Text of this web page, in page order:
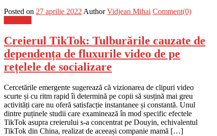
Posted on 27 aprilie 2022 Author Vidjean Mihai Comment(0)
Creierul TikTok: Tulburările cauzate de
dependența de fluxurile video de pe
rețelele de socializare
Cercetările emergente sugerează că vizionarea de clipuri video
scurte și cu ritm rapid îi determină pe copii să susțină mai greu
activități care nu oferă satisfacție instantanee și constantă. Unul
dintre puținele studii care examinează în mod specific efectele
TikTok asupra creierului s-a concentrat pe Douyin, echivalentul
TikTok din China, realizat de aceeași companie mamă […]